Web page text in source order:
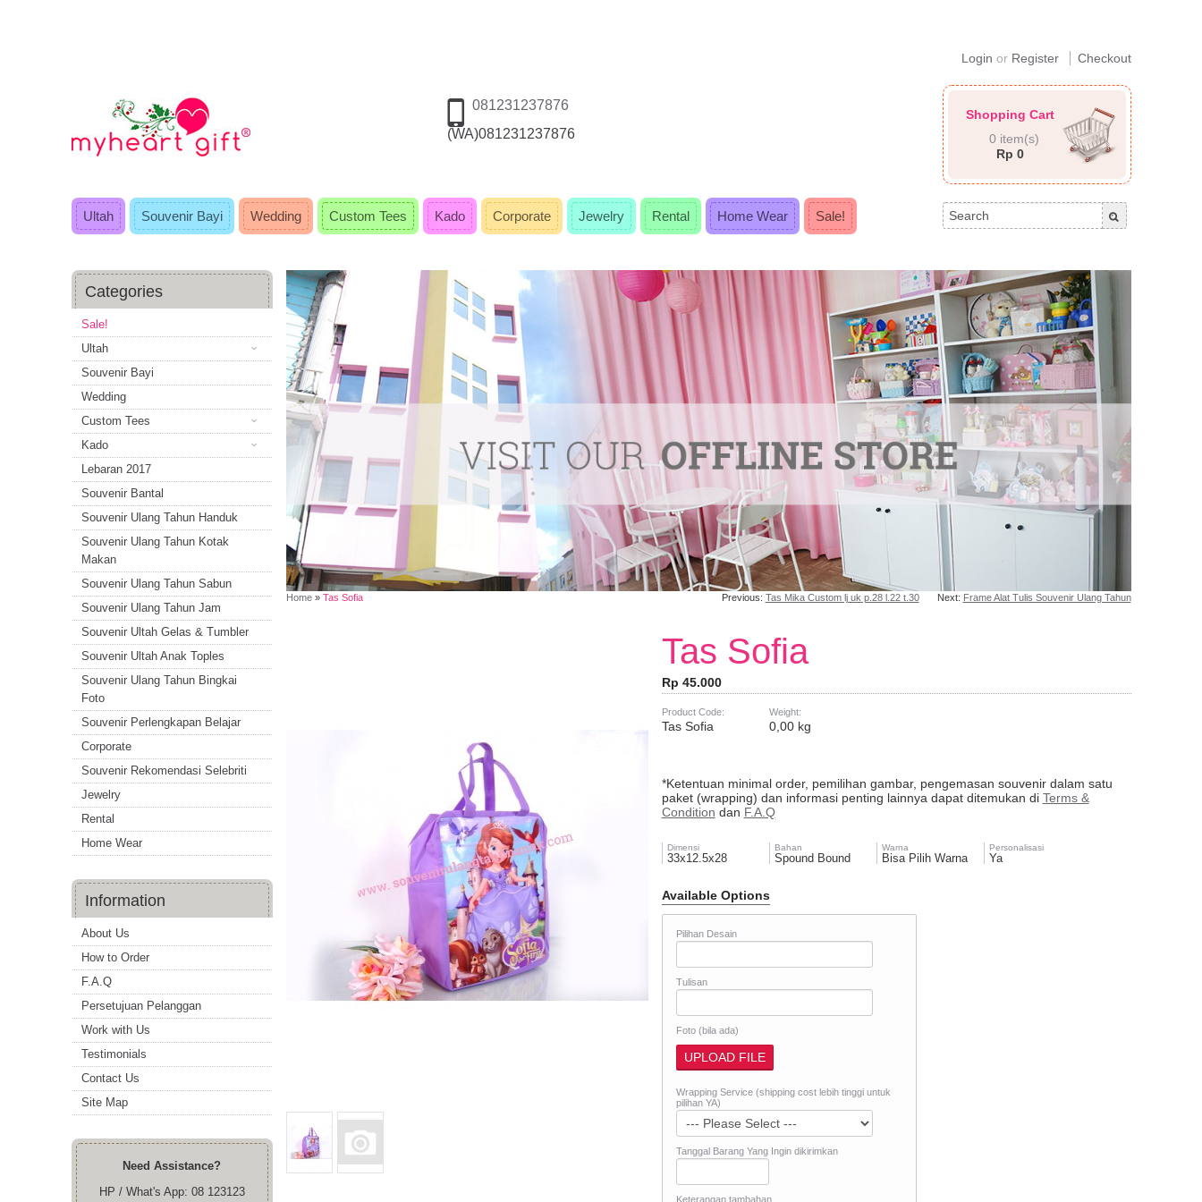
081231237876
(WA)081231237876
Login or Register Checkout
Shopping Cart
0 item(s)
Rp 0
Ultah Souvenir Bayi Wedding Custom Tees Kado Corporate Jewelry Rental Home Wear Sale!
Categories
Sale!
Ultah
Souvenir Bayi
Wedding
Custom Tees
Kado
Lebaran 2017
Souvenir Bantal
Souvenir Ulang Tahun Handuk
Souvenir Ulang Tahun Kotak
Makan
Souvenir Ulang Tahun Sabun
Souvenir Ulang Tahun Jam
Souvenir Ultah Gelas & Tumbler
Souvenir Ultah Anak Toples
Souvenir Ulang Tahun Bingkai
Foto
Souvenir Perlengkapan Belajar
Corporate
Souvenir Rekomendasi Selebriti
Jewelry
Rental
Home Wear
Information
About Us
How to Order
F.A.Q
Persetujuan Pelanggan
Work with Us
Testimonials
Contact Us
Site Map
Need Assistance?
HP / What's App: 08 123123
Home» Tas Sofia Previous: Tas Mika Custom lj uk p.28 l.22 t.30 Next: Frame Alat Tulis Souvenir Ulang Tahun
Tas Sofia
Rp 45.000
Product Code:
Tas Sofia
Weight:
0,00 kg
*Ketentuan minimal order, pemilihan gambar, pengemasan souvenir dalam satu
paket (wrapping) dan informasi penting lainnya dapat ditemukan di Terms &
Condition dan F.A.Q
Dimensi
33x12.5x28
Bahan
Spound Bound
Warna
Bisa Pilih Warna
Personalisasi
Ya
Available Options
Pilihan Desain
Tulisan
Foto (bila ada)
Wrapping Service (shipping cost lebih tinggi untuk
pilihan YA)
Tanggal Barang Yang Ingin dikirimkan
Keterangan tambahan